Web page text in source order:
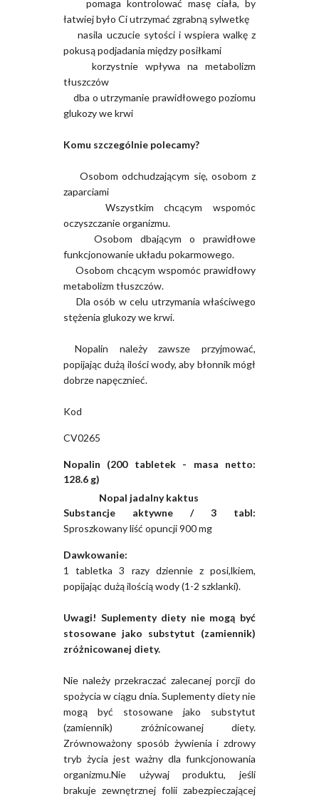
pomaga kontrolować masę ciała, by
łatwiej było Ci utrzymać zgrabną sylwetkę
nasila uczucie sytości i wspiera walkę z
pokusą podjadania między posiłkami
korzystnie wpływa na metabolizm
tłuszczów
dba o utrzymanie prawidłowego poziomu
glukozy we krwi
Komu szczególnie polecamy?
Osobom odchudzającym się, osobom z
zaparciami
Wszystkim chcącym wspomóc
oczyszczanie organizmu.
Osobom dbającym o prawidłowe
funkcjonowanie układu pokarmowego.
Osobom chcącym wspomóc prawidłowy
metabolizm tłuszczów.
Dla osób w celu utrzymania właściwego
stężenia glukozy we krwi.
Nopalin należy zawsze przyjmować,
popijając dużą ilości wody, aby błonnik mógł
dobrze napęcznieć.
Kod
CV0265
Nopalin (200 tabletek - masa netto:
128.6 g)
Nopal jadalny kaktus
Substancje aktywne / 3 tabl:
Sproszkowany liść opuncji 900 mg
Dawkowanie:
1 tabletka 3 razy dziennie z posi,lkiem,
popijając dużą ilością wody (1-2 szklanki).
Uwagi! Suplementy diety nie mogą być
stosowane jako substytut (zamiennik)
zróżnicowanej diety.
Nie należy przekraczać zalecanej porcji do
spożycia w ciągu dnia. Suplementy diety nie
mogą być stosowane jako substytut
(zamiennik) zróżnicowanej diety.
Zrównoważony sposób żywienia i zdrowy
tryb życia jest ważny dla funkcjonowania
organizmu.Nie używaj produktu, jeśli
brakuje zewnętrznej folii zabezpieczającej